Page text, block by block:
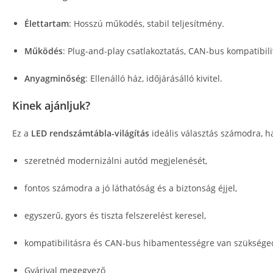
Élettartam: Hosszú működés, stabil teljesítmény.
Működés: Plug-and-play csatlakoztatás, CAN-bus
Anyagminőség: Ellenálló ház, időjárásálló kivitel.
Kinek ajánljuk?
Ez a LED rendszámtábla-világítás ideális választás számodra,
szeretnéd modernizálni autód megjelenését,
fontos számodra a jó láthatóság és a biztonság éjjel,
egyszerű, gyors és tiszta felszerelést keresel,
kompatibilitásra és CAN-bus hibamentességre van
Gyárival megegyező